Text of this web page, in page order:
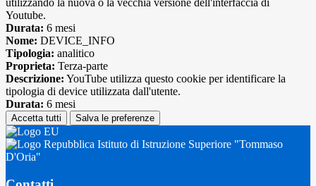
Youtube.
Durata: 6 mesi
Nome: DEVICE_INFO
Tipologia: analitico
Proprieta: Terza-parte
Descrizione: YouTube utilizza questo cookie per identificare la
tipologia di device utilizzata dall'utente.
Durata: 6 mesi
Accetta tutti Salva le preferenze
Istituto di Istruzione Superiore "Tommaso
D'Oria"